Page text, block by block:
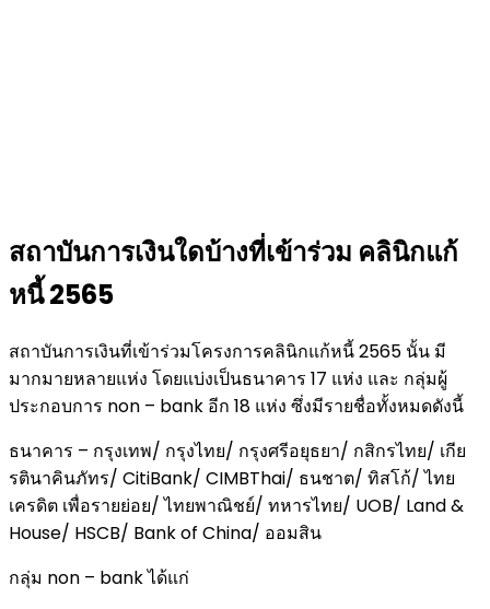
สถาบันการเงินใดบ้างที่เข้าร่วม คลินิกแก้
หนี้ 2565
สถาบันการเงินที่เข้าร่วมโครงการคลินิกแก้หนี้ 2565 นั้น มี
มากมายหลายแห่ง โดยแบ่งเป็นธนาคาร 17 แห่ง และ กลุ่มผู้
ประกอบการ non – bank อีก 18 แห่ง ซึ่งมีรายชื่อทั้งหมดดังนี้
ธนาคาร – กรุงเทพ/ กรุงไทย/ กรุงศรีอยุธยา/ กสิกรไทย/ เกีย
รตินาคินภัทร/ CitiBank/ CIMBThai/ ธนชาต/ ทิสโก้/ ไทย
เครดิต เพื่อรายย่อย/ ไทยพาณิชย์/ ทหารไทย/ UOB/ Land &
House/ HSCB/ Bank of China/ ออมสิน
กลุ่ม non – bank ได้แก่